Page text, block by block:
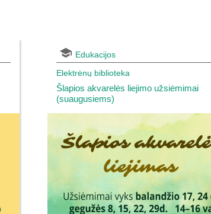
Edukacijos
Elektrėnų biblioteka
Šlapios akvarelės liejimo užsiėmimai
(suaugusiems)